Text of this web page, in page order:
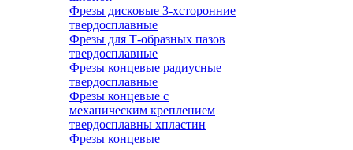
Фрезы дисковые 3-хсторонние
твердосплавные
Фрезы для Т-образных пазов
твердосплавные
Фрезы концевые радиусные
твердосплавные
Фрезы концевые с
механическим креплением
твердосплавны хпластин
Фрезы концевые